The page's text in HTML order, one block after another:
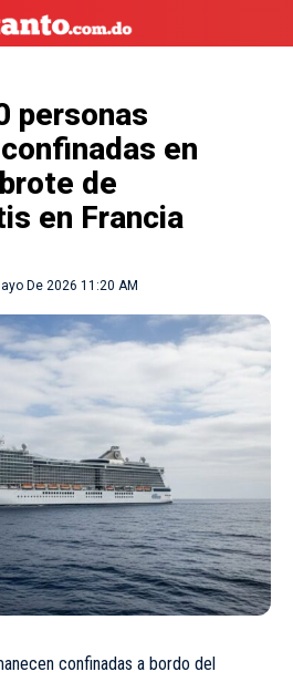
personas
en
de
en Francia
De 2026 11:20 AM
confinadas a bordo del